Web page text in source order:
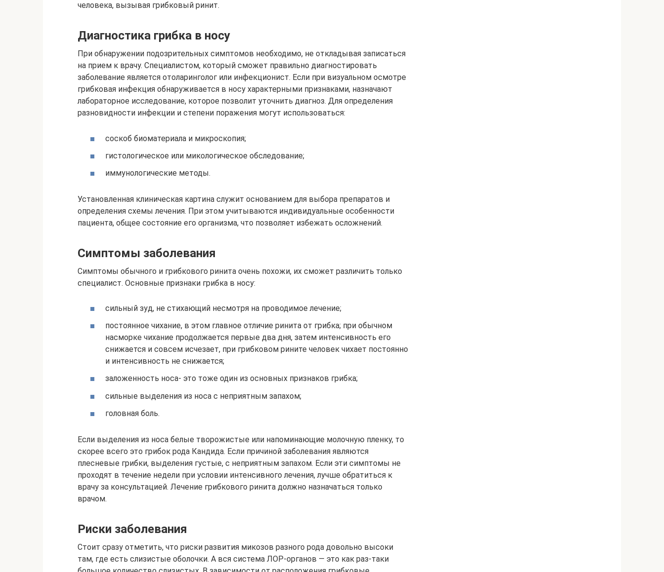
человека, вызывая грибковый ринит.
Диагностика грибка в носу
При обнаружении подозрительных симптомов необходимо, не откладывая записаться
на прием к врачу. Специалистом, который сможет правильно диагностировать
заболевание является отоларинголог или инфекционист. Если при визуальном осмотре
грибковая инфекция обнаруживается в носу характерными признаками, назначают
лабораторное исследование, которое позволит уточнить диагноз. Для определения
разновидности инфекции и степени поражения могут использоваться:
соскоб биоматериала и микроскопия;
гистологическое или микологическое обследование;
иммунологические методы.
Установленная клиническая картина служит основанием для выбора препаратов и
определения схемы лечения. При этом учитываются индивидуальные особенности
пациента, общее состояние его организма, что позволяет избежать осложнений.
Симптомы заболевания
Симптомы обычного и грибкового ринита очень похожи, их сможет различить только
специалист. Основные признаки грибка в носу:
сильный зуд, не стихающий несмотря на проводимое лечение;
постоянное чихание, в этом главное отличие ринита от грибка; при обычном
насморке чихание продолжается первые два дня, затем интенсивность его
снижается и совсем исчезает, при грибковом рините человек чихает постоянно
и интенсивность не снижается;
заложенность носа- это тоже один из основных признаков грибка;
сильные выделения из носа с неприятным запахом;
головная боль.
Если выделения из носа белые творожистые или напоминающие молочную пленку, то
скорее всего это грибок рода Кандида. Если причиной заболевания являются
плесневые грибки, выделения густые, с неприятным запахом. Если эти симптомы не
проходят в течение недели при условии интенсивного лечения, лучше обратиться к
врачу за консультацией. Лечение грибкового ринита должно назначаться только
врачом.
Риски заболевания
Стоит сразу отметить, что риски развития микозов разного рода довольно высоки
там, где есть слизистые оболочки. А вся система ЛОР-органов — это как раз-таки